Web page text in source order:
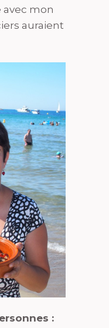
avec mon
auraient
: